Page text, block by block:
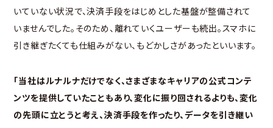
いていない状況で、決済手段をはじめとした基盤が整備されて
いませんでした。そのため、離れていくユーザーも続出。スマホに
引き継ぎたくても仕組みがない、もどかしさがあったといいます。
「当社はルナルナだけでなく、さまざまなキャリアの公式コンテ
ンツを提供していたこともあり、変化に振り回されるよりも、変化
の先頭に立とうと考え、決済手段を作ったり、データを引き継い